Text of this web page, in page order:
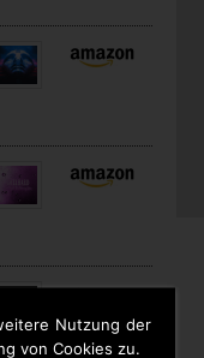
Nutzung der
von Cookies zu.